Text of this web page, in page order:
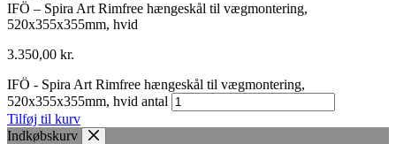
IFÖ – Spira Art Rimfree hængeskål til vægmontering,
520x355x355mm, hvid
3.350,00 kr.
IFÖ - Spira Art Rimfree hængeskål til vægmontering,
520x355x355mm, hvid antal
Tilføj til kurv
Indkøbskurv